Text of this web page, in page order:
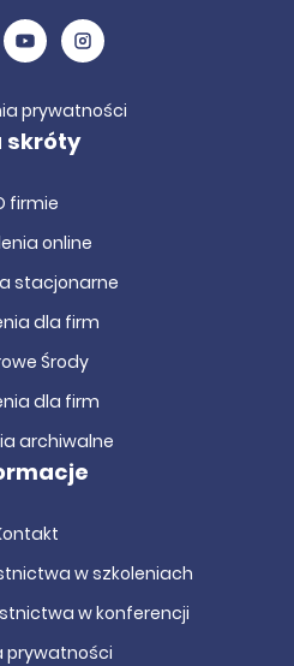
prywatności
skróty
firmie
online
stacjonarne
dla firm
Środy
dla firm
archiwalne
w szkoleniach
w konferencji
prywatności